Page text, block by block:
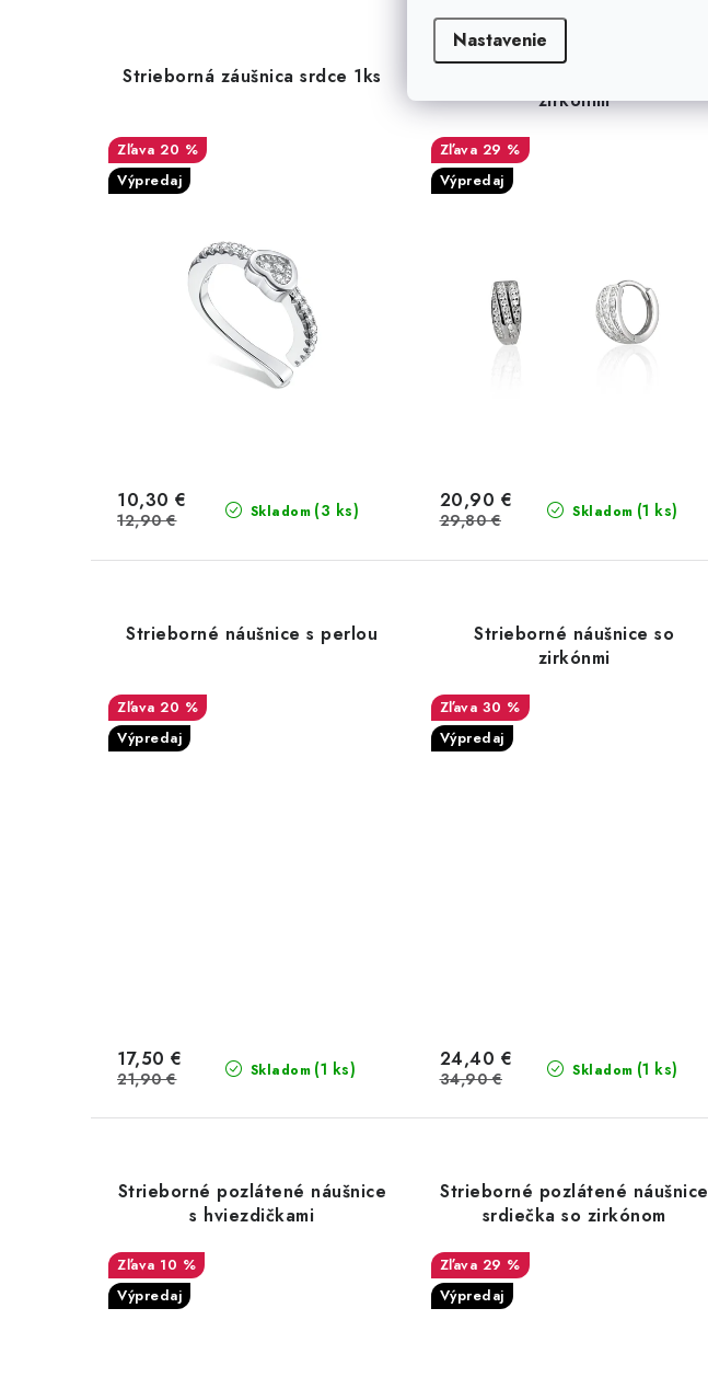
Nastavenie
Strieborná záušnica srdce 1ks
20 %
Výpredaj
Skladom (3 ks)
10,30 €
12,90 €
zirkónmi
29 %
Výpredaj
Skladom (1 ks)
20,90 €
29,80 €
Strieborné náušnice s perlou
20 %
Výpredaj
Skladom (1 ks)
17,50 €
21,90 €
Strieborné náušnice so
zirkónmi
30 %
Výpredaj
Skladom (1 ks)
24,40 €
34,90 €
Strieborné pozlátené náušnice
s hviezdičkami
10 %
Výpredaj
Strieborné pozlátené náušnice
srdiečka so zirkónom
29 %
Výpredaj